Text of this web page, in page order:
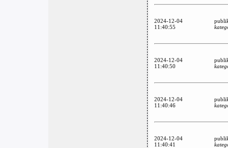
2024-12-04
11:40:55
2024-12-04
11:40:50
2024-12-04
11:40:46
2024-12-04
11:40:41